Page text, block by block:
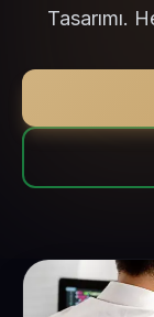
Tasarımı.